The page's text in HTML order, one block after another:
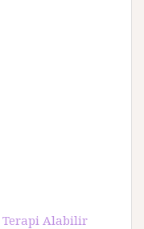
Terapi Alabilir